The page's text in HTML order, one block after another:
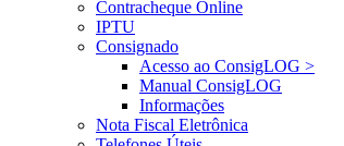
Contracheque Online
IPTU
Consignado
Acesso ao ConsigLOG >
Manual ConsigLOG
Informações
Nota Fiscal Eletrônica